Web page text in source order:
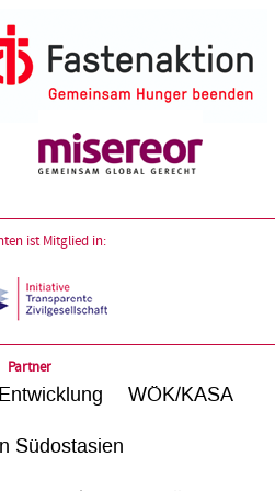
ist Mitglied in:
Partner
WÖK/KASA
Südostasien